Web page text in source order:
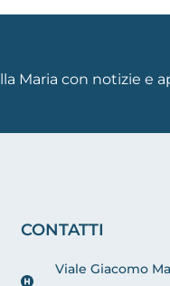
Maria con notizie e
CONTATTI
Viale Giacomo